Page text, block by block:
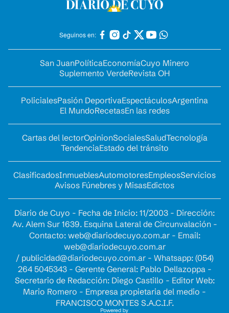
Seguinos en:
San JuanPolíticaEconomíaCuyo Minero
Suplemento VerdeRevista OH
PolicialesPasión DeportivaEspectáculosArgentina
El MundoRecetasEn las redes
Cartas del lectorOpinionSocialesSaludTecnología
TendenciaEstado del tránsito
ClasificadosInmueblesAutomotoresEmpleosServicios
Avisos Fúnebres y MisasEdictos
Diario de Cuyo - Fecha de Inicio: 11/2003 - Dirección:
Av. Alem Sur 1639. Esquina Lateral de Circunvalación -
Contacto: web@diariodecuyo.com.ar- Email:
web@diariodecuyo.com.ar
/ publicidad@diariodecuyo.com.ar- Whatsapp: (054)
264 5045343 - Gerente General: Pablo Dellazoppa -
Secretario de Redacción: Diego Castillo - Editor Web:
Mario Romero - Empresa propietaria del medio -
FRANCISCO MONTES S.A.C.I.F.